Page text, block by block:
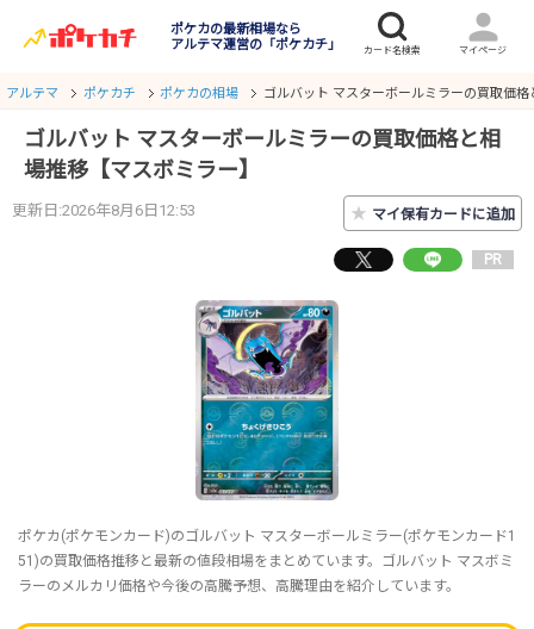
ポケカの最新相場なら
アルテマ運営の「ポケカチ」
アルテマ ポケカチ ポケカの相場 ゴルバット マスターボールミラーの買取価
ゴルバット マスターボールミラーの買取価格と相
場推移【マスボミラー】
更新日:2026年8月6日12:53 ★ マイ保有カードに追加
PR
ポケカ(ポケモンカード)のゴルバット マスターボールミラー(ポケモンカード1
51)の買取価格推移と最新の値段相場をまとめています。ゴルバット マスボミ
ラーのメルカリ価格や今後の高騰予想、高騰理由を紹介しています。